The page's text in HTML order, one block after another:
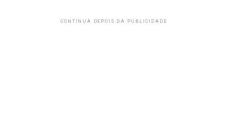
CONTINUA DEPOIS DA PUBLICIDADE